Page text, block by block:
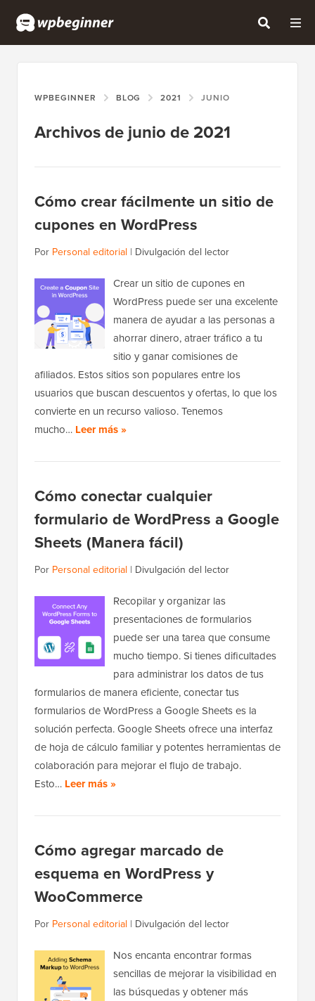
WPBEGINNER BLOG 2021 JUNIO
Archivos de junio de 2021
Cómo crear fácilmente un sitio de
cupones en WordPress
Por Personal editorial | Divulgación del lector
Crear un sitio de cupones en
WordPress puede ser una excelente
manera de ayudar a las personas a
ahorrar dinero, atraer tráfico a tu
sitio y ganar comisiones de
afiliados. Estos sitios son populares entre los
usuarios que buscan descuentos y ofertas, lo que los
convierte en un recurso valioso. Tenemos
mucho… Leer más »
Cómo conectar cualquier
formulario de WordPress a Google
Sheets (Manera fácil)
Por Personal editorial | Divulgación del lector
Recopilar y organizar las
presentaciones de formularios
puede ser una tarea que consume
mucho tiempo. Si tienes dificultades
para administrar los datos de tus
formularios de manera eficiente, conectar tus
formularios de WordPress a Google Sheets es la
solución perfecta. Google Sheets ofrece una interfaz
de hoja de cálculo familiar y potentes herramientas de
colaboración para mejorar el flujo de trabajo.
Esto… Leer más »
Cómo agregar marcado de
esquema en WordPress y
WooCommerce
Por Personal editorial | Divulgación del lector
Nos encanta encontrar formas
sencillas de mejorar la visibilidad en
las búsquedas y obtener más